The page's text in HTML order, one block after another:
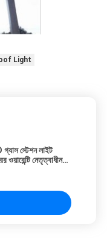
Light
স্টেশন লাইট
নেতৃত্বাধীন